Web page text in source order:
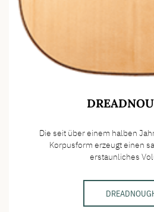
Die seit über einem halben
Korpusform erzeugt einen
erstaunliches